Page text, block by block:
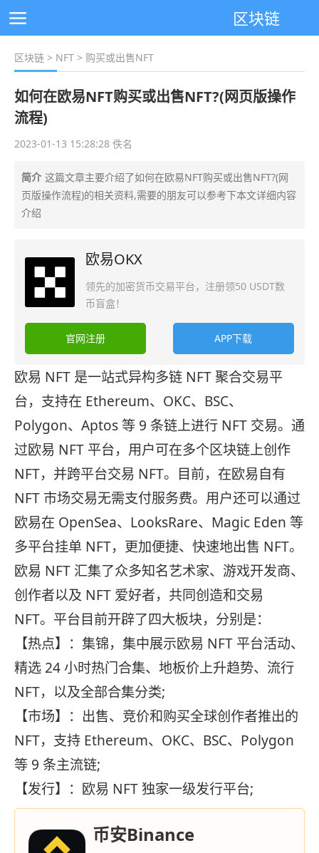
区块链
区块链 > NFT > 购买或出售NFT
如何在欧易NFT购买或出售NFT?(网页版操作
流程)
2023-01-13 15:28:28 佚名
简介 这篇文章主要介绍了如何在欧易NFT购买或出售NFT?(网
页版操作流程)的相关资料,需要的朋友可以参考下本文详细内容
介绍
欧易OKX
领先的加密货币交易平台，注册领50 USDT数
币盲盒！
官网注册 APP下载
欧易 NFT 是一站式异构多链 NFT 聚合交易平
台，支持在 Ethereum、OKC、BSC、
Polygon、Aptos 等 9 条链上进行 NFT 交易。通
过欧易 NFT 平台，用户可在多个区块链上创作
NFT，并跨平台交易 NFT。目前，在欧易自有
NFT 市场交易无需支付服务费。用户还可以通过
欧易在 OpenSea、LooksRare、Magic Eden 等
多平台挂单 NFT，更加便捷、快速地出售 NFT。
欧易 NFT 汇集了众多知名艺术家、游戏开发商、
创作者以及 NFT 爱好者，共同创造和交易
NFT。平台目前开辟了四大板块，分别是：
【热点】：集锦，集中展示欧易 NFT 平台活动、
精选 24 小时热门合集、地板价上升趋势、流行
NFT，以及全部合集分类;
【市场】：出售、竞价和购买全球创作者推出的
NFT，支持 Ethereum、OKC、BSC、Polygon
等 9 条主流链;
【发行】：欧易 NFT 独家一级发行平台;
币安Binance